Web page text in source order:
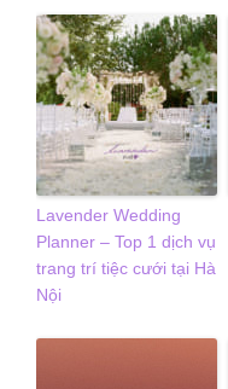
Lavender Wedding
Planner – Top 1 dịch vụ
trang trí tiệc cưới tại Hà
Nội